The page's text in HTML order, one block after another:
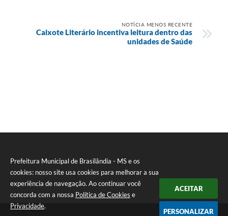
Prefeitura Municipal de Brasilândia - MS e os
cookies: nosso site usa cookies para melhorar a sua
experiência de navegação. Ao continuar você
concorda com a nossa Política de Cookies e
Privacidade.
ACEITAR
PERSONALIZAR
NOTÍCIA MENOS RECENTE
Caixote Literário incentiva leitura dentro das
unidades de Saúde